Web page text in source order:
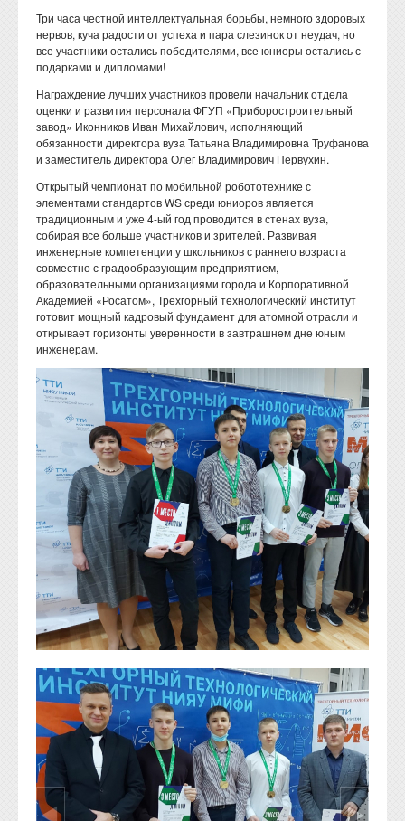
Три часа честной интеллектуальная борьбы, немного здоровых
нервов, куча радости от успеха и пара слезинок от неудач, но
все участники остались победителями, все юниоры остались с
подарками и дипломами!
Награждение лучших участников провели начальник отдела
оценки и развития персонала ФГУП «Приборостроительный
завод» Иконников Иван Михайлович, исполняющий
обязанности директора вуза Татьяна Владимировна Труфанова
и заместитель директора Олег Владимирович Первухин.
Открытый чемпионат по мобильной робототехнике с
элементами стандартов WS среди юниоров является
традиционным и уже 4-ый год проводится в стенах вуза,
собирая все больше участников и зрителей. Развивая
инженерные компетенции у школьников с раннего возраста
совместно с градообразующим предприятием,
образовательными организациями города и Корпоративной
Академией «Росатом», Трехгорный технологический институт
готовит мощный кадровый фундамент для атомной отрасли и
открывает горизонты уверенности в завтрашнем дне юным
инженерам.